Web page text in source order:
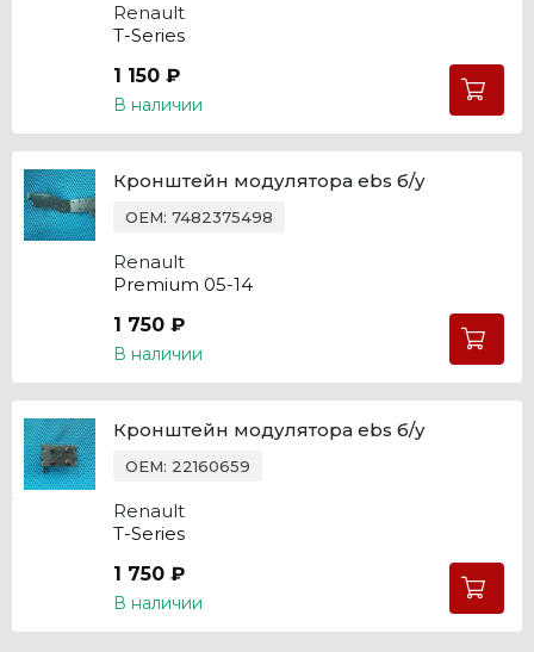
Renault
T-Series
1 150 ₽
В наличии
Кронштейн модулятора ebs б/у
OEM: 7482375498
Renault
Premium 05-14
1 750 ₽
В наличии
Кронштейн модулятора ebs б/у
OEM: 22160659
Renault
T-Series
1 750 ₽
В наличии